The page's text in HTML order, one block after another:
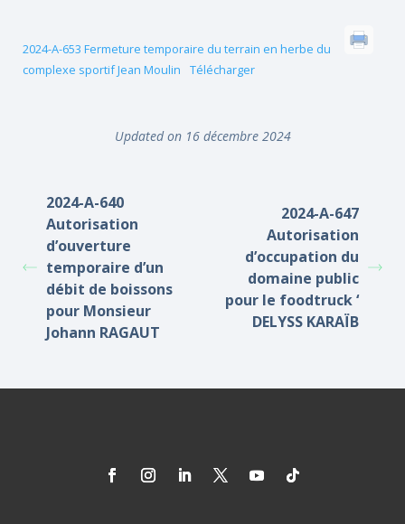
2024-A-653 Fermeture temporaire du terrain en herbe du
complexe sportif Jean Moulin
Télécharger
Updated on 16 décembre 2024
2024-A-640
Autorisation
d’ouverture
temporaire d’un
débit de boissons
pour Monsieur
Johann RAGAUT
2024-A-647
Autorisation
d’occupation du
domaine public
pour le foodtruck ‘
DELYSS KARAÏB